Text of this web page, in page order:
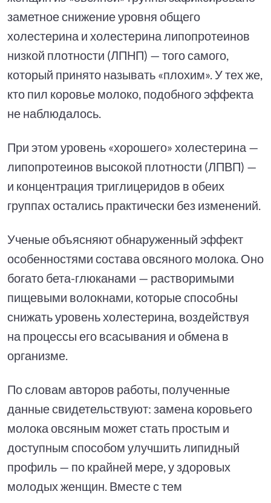
заметное снижение уровня общего
холестерина и холестерина липопротеинов
низкой плотности (ЛПНП) — того самого,
который принято называть «плохим». У тех же,
кто пил коровье молоко, подобного эффекта
не наблюдалось.
При этом уровень «хорошего» холестерина —
липопротеинов высокой плотности (ЛПВП) —
и концентрация триглицеридов в обеих
группах остались практически без изменений.
Ученые объясняют обнаруженный эффект
особенностями состава овсяного молока. Оно
богато бета-глюканами — растворимыми
пищевыми волокнами, которые способны
снижать уровень холестерина, воздействуя
на процессы его всасывания и обмена в
организме.
По словам авторов работы, полученные
данные свидетельствуют: замена коровьего
молока овсяным может стать простым и
доступным способом улучшить липидный
профиль — по крайней мере, у здоровых
молодых женщин. Вместе с тем